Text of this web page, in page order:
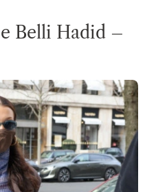
Belli Hadid –